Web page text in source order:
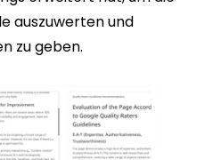
auszuwerten und
zu geben.